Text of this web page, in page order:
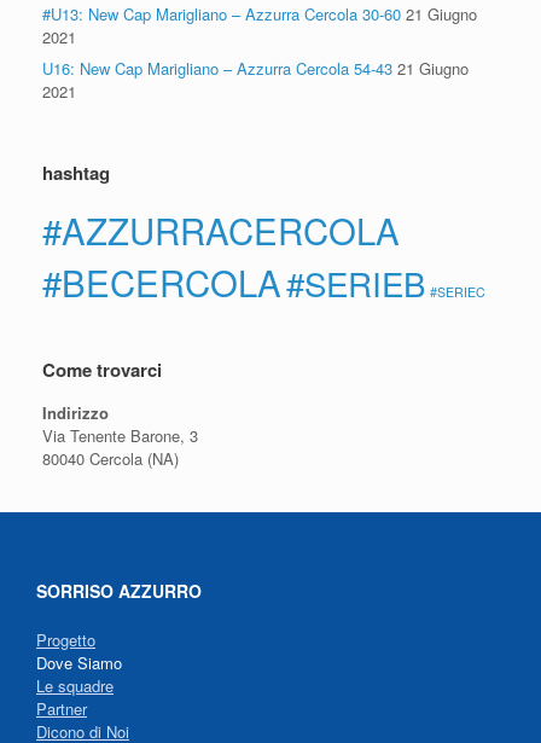
#U13: New Cap Marigliano – Azzurra Cercola 30-60 21 Giugno
2021
U16: New Cap Marigliano – Azzurra Cercola 54-43 21 Giugno
2021
hashtag
#AZZURRACERCOLA
#BECERCOLA#SERIEB #SERIEC
Come trovarci
Indirizzo
Via Tenente Barone, 3
80040 Cercola (NA)
SORRISO AZZURRO
Progetto
Dove Siamo
Le squadre
Partner
Dicono di Noi